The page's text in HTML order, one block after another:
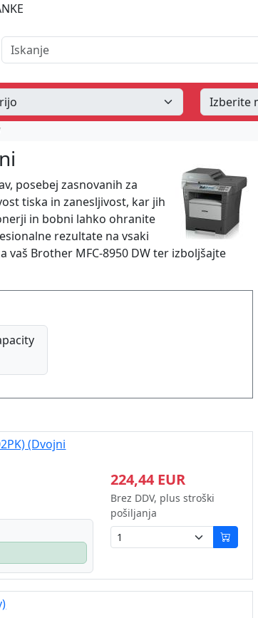
Iskanje
posebej zasnovanih za
tiska in zanesljivost, kar jih
in bobni lahko ohranite
rezultate na vsaki
Brother MFC-8950 DW ter izboljšajte
(Dvojni
224,44 EUR
Brez DDV, plus stroški
pošiljanja